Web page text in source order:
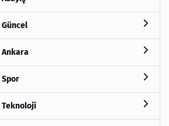
Güncel
Ankara
Spor
Teknoloji